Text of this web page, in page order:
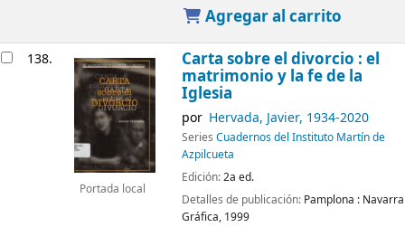
Agregar al carrito
138.
Portada local
Carta sobre el divorcio : el
matrimonio y la fe de la
Iglesia
por Hervada, Javier, 1934-2020
Series Cuadernos del Instituto Martín de
Azpilcueta
Edición:2a ed.
Detalles de publicación: Pamplona : Navarra
Gráfica, 1999